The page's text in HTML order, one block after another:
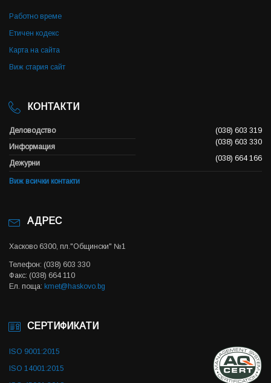
Работно време
Етичен кодекс
Карта на сайта
Виж стария сайт
КОНТАКТИ
Деловодство
(038) 603 319
Информация
(038) 603 330
Дежурни
(038) 664 166
Виж всички контакти
АДРЕС
Хасково 6300, пл."Общински" №1
Телефон: (038) 603 330
Факс: (038) 664 110
Ел. поща: kmet@haskovo.bg
СЕРТИФИКАТИ
ISO 9001:2015
ISO 14001:2015